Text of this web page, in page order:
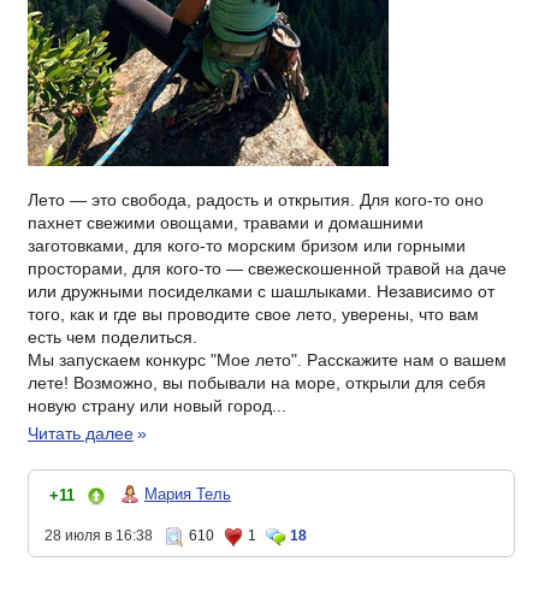
Лето — это свобода, радость и открытия. Для кого-то оно
пахнет свежими овощами, травами и домашними
заготовками, для кого-то морским бризом или горными
просторами, для кого-то — свежескошенной травой на даче
или дружными посиделками с шашлыками. Независимо от
того, как и где вы проводите свое лето, уверены, что вам
есть чем поделиться.
Мы запускаем конкурс "Мое лето". Расскажите нам о вашем
лете! Возможно, вы побывали на море, открыли для себя
новую страну или новый город...
Читать далее»
+11 Мария Тель
28 июля в 16:38 610 1 18